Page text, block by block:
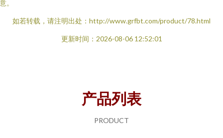
。
如若转载，请注明出处：http://www.grfbt.com/product/78.html
更新时间：2026-08-06 12:52:01
产品列表
PRODUCT